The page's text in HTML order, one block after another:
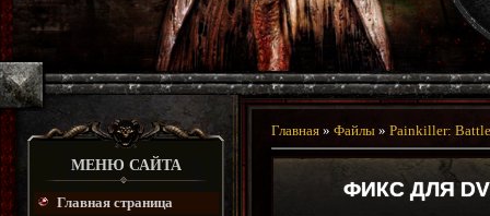
МЕНЮ САЙТА
Главная страница
Главная » Файлы » Painkiller:
ФИКС ДЛЯ